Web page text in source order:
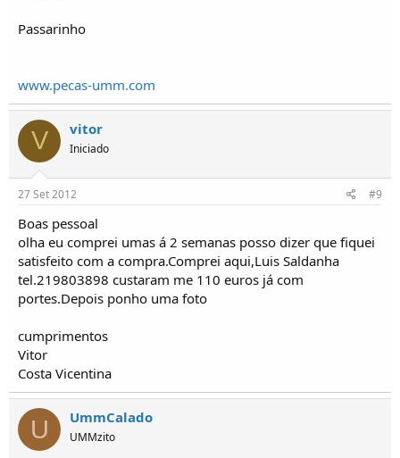
Passarinho
www.pecas-umm.com
V vitor
Iniciado
27 Set 2012 #9
Boas pessoal
olha eu comprei umas á 2 semanas posso dizer que fiquei
satisfeito com a compra.Comprei aqui,Luis Saldanha
tel.219803898 custaram me 110 euros já com
portes.Depois ponho uma foto
cumprimentos
Vitor
Costa Vicentina
U UmmCalado
UMMzito